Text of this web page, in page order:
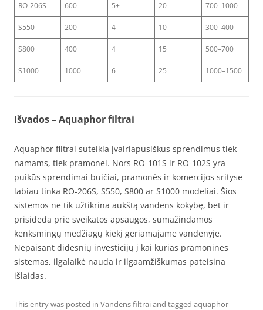
RO-206S 600 5+ 20 700–1000
S550 200 4 10 300–400
S800 400 4 15 500–700
S1000 1000 6 25 1000–1500
Išvados – Aquaphor filtrai
Aquaphor filtrai suteikia įvairiapusiškus sprendimus tiek
namams, tiek pramonei. Nors RO-101S ir RO-102S yra
puikūs sprendimai buičiai, pramonės ir komercijos srityse
labiau tinka RO-206S, S550, S800 ar S1000 modeliai. Šios
sistemos ne tik užtikrina aukštą vandens kokybę, bet ir
prisideda prie sveikatos apsaugos, sumažindamos
kenksmingų medžiagų kiekį geriamajame vandenyje.
Nepaisant didesnių investicijų į kai kurias pramonines
sistemas, ilgalaikė nauda ir ilgaamžiškumas pateisina
išlaidas.
This entry was posted in Vandens filtraiand tagged aquaphor